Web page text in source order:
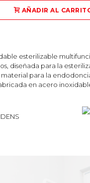
AÑADIR AL
esterilizable
diseñada para la
para la
en acero